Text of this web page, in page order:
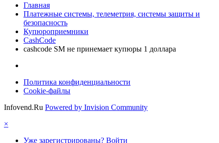
Главная
Платежные системы, телеметрия, системы защиты и
безопасность
Купюроприемники
CashCode
cashcode SM не принемает купюры 1 доллара
Политика конфиденциальности
Cookie-файлы
Infovend.Ru Powered by Invision Community
×
Уже зарегистрированы? Войти